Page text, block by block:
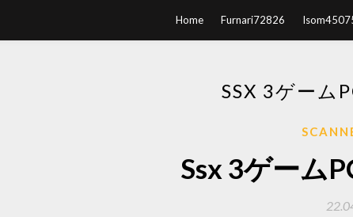
Home Furnari72826
SSX 3ゲーム
Ssx 3ゲーム